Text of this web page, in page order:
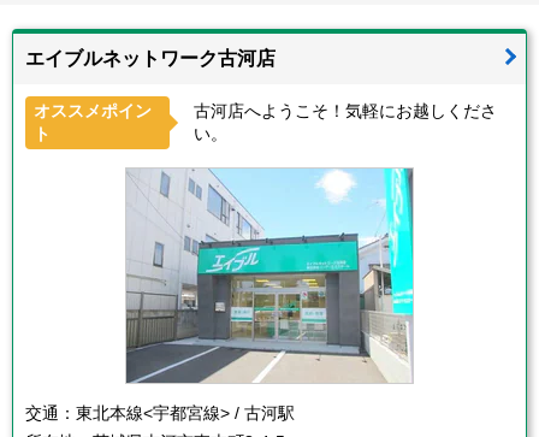
エイブルネットワーク古河店
オススメポイン
ト
古河店へようこそ！気軽にお越しくださ
い。
交通： 東北本線<宇都宮線> / 古河駅